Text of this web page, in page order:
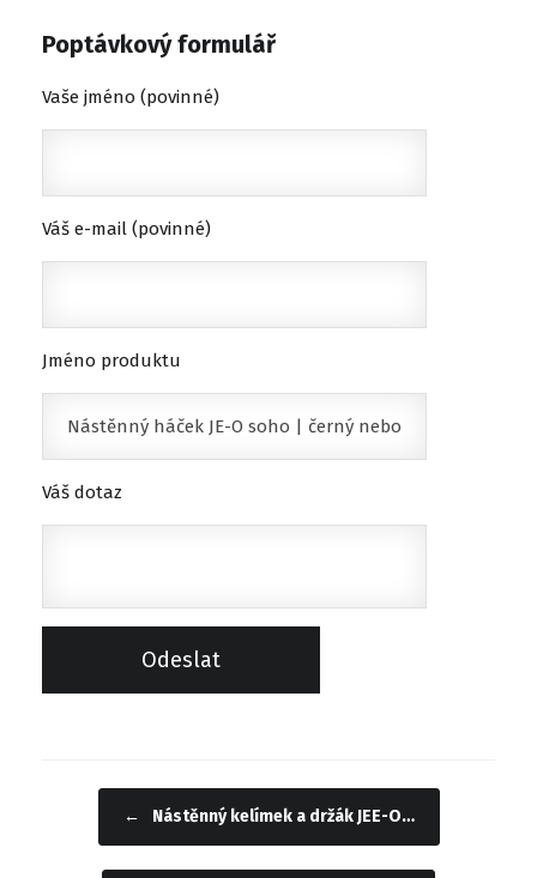
Poptávkový formulář
Vaše jméno (povinné)
Váš e-mail (povinné)
Jméno produktu
Váš dotaz
Navigace příspěvku
← Nástěnný kelímek a držák JEE-O…